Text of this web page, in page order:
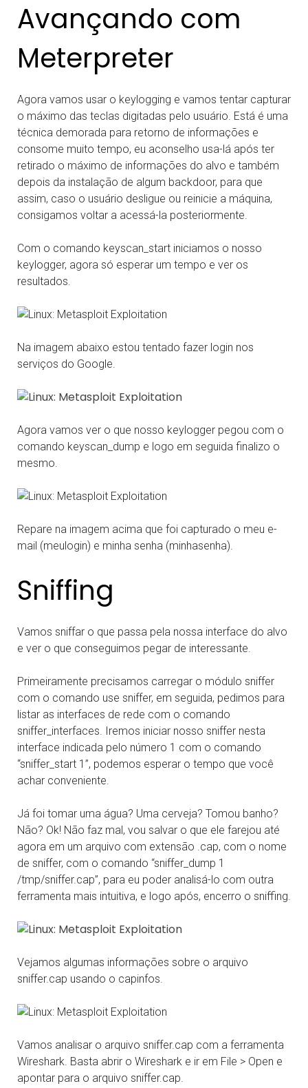
Avançando com
Meterpreter
Agora vamos usar o keylogging e vamos tentar capturar
o máximo das teclas digitadas pelo usuário. Está é uma
técnica demorada para retorno de informações e
consome muito tempo, eu aconselho usa-lá após ter
retirado o máximo de informações do alvo e também
depois da instalação de algum backdoor, para que
assim, caso o usuário desligue ou reinicie a máquina,
consigamos voltar a acessá-la posteriormente.
Com o comando keyscan_start iniciamos o nosso
keylogger, agora só esperar um tempo e ver os
resultados.
Na imagem abaixo estou tentado fazer login nos
serviços do Google.
Agora vamos ver o que nosso keylogger pegou com o
comando keyscan_dump e logo em seguida finalizo o
mesmo.
Repare na imagem acima que foi capturado o meu e-
mail (meulogin) e minha senha (minhasenha).
Sniffing
Vamos sniffar o que passa pela nossa interface do alvo
e ver o que conseguimos pegar de interessante.
Primeiramente precisamos carregar o módulo sniffer
com o comando use sniffer, em seguida, pedimos para
listar as interfaces de rede com o comando
sniffer_interfaces. Iremos iniciar nosso sniffer nesta
interface indicada pelo número 1 com o comando
“sniffer_start 1”, podemos esperar o tempo que você
achar conveniente.
Já foi tomar uma água? Uma cerveja? Tomou banho?
Não? Ok! Não faz mal, vou salvar o que ele farejou até
agora em um arquivo com extensão .cap, com o nome
de sniffer, com o comando “sniffer_dump 1
/tmp/sniffer.cap”, para eu poder analisá-lo com outra
ferramenta mais intuitiva, e logo após, encerro o sniffing.
Vejamos algumas informações sobre o arquivo
sniffer.cap usando o capinfos.
Vamos analisar o arquivo sniffer.cap com a ferramenta
Wireshark. Basta abrir o Wireshark e ir em File > Open e
apontar para o arquivo sniffer.cap.